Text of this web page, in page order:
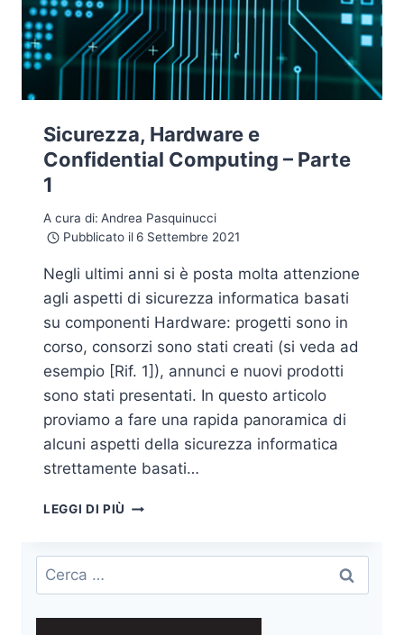
Sicurezza, Hardware e
Confidential Computing – Parte
1
A cura di: Andrea Pasquinucci
Pubblicato il 6 Settembre 2021
Negli ultimi anni si è posta molta attenzione
agli aspetti di sicurezza informatica basati
su componenti Hardware: progetti sono in
corso, consorzi sono stati creati (si veda ad
esempio [Rif. 1]), annunci e nuovi prodotti
sono stati presentati. In questo articolo
proviamo a fare una rapida panoramica di
alcuni aspetti della sicurezza informatica
strettamente basati…
LEGGI DI PIÙ SICUREZZA,
CONFIDENTIAL
–
PARTE
Ricerca
per: